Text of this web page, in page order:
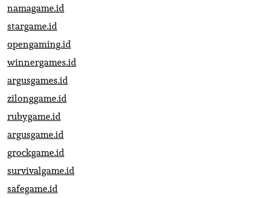
namagame.id
stargame.id
opengaming.id
winnergames.id
argusgames.id
zilonggame.id
rubygame.id
argusgame.id
grockgame.id
survivalgame.id
safegame.id